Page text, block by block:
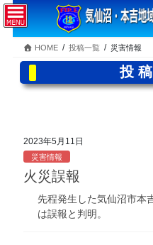
コ
ン
テ
ツ
へ
ナ
ビ
ゲ
シ
ョ
HOME 投稿一覧 災害情報
投
2023年5月11日
災害情報
火災誤報
先程発生した気仙沼市
は誤報と判明。